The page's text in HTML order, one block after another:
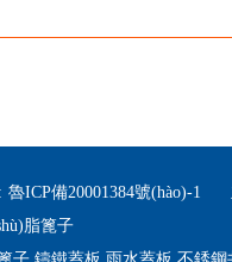
魯ICP備20001384號(hào)-1
脂篦子